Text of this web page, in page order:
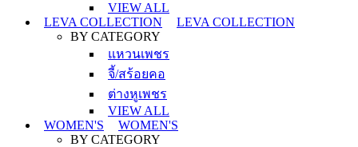
VIEW ALL
LEVA COLLECTION
LEVA COLLECTION
BY CATEGORY
แหวนเพชร
จี้/สร้อยคอ
ต่างหูเพชร
VIEW ALL
WOMEN'S
WOMEN'S
BY CATEGORY